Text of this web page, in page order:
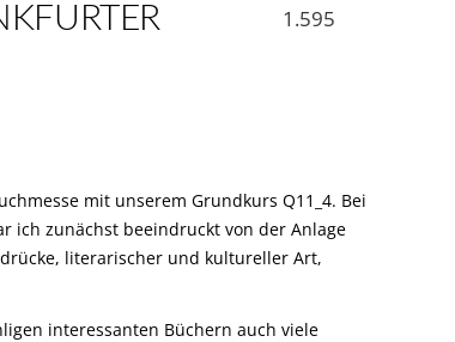
mit unserem Grundkurs Q11_4. Bei
ich zunächst beeindruckt von der Anlage
literarischer und kultureller Art,
interessanten Büchern auch viele
1.595